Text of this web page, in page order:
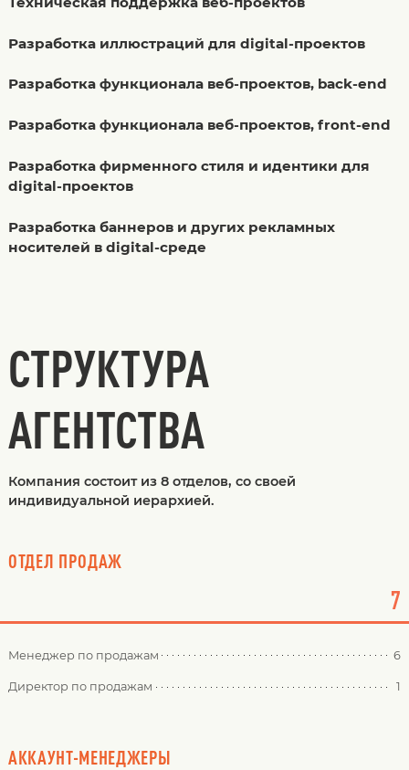
Разработка иллюстраций для digital-проектов
Разработка функционала веб-проектов, back-end
Разработка функционала веб-проектов, front-end
Разработка фирменного стиля и идентики для
digital-проектов
Разработка баннеров и других рекламных
носителей в digital-среде
СТРУКТУРА
АГЕНТСТВА
Компания состоит из 8 отделов, со своей
индивидуальной иерархией.
ОТДЕЛ ПРОДАЖ
7
Менеджер по продажам 6
Директор по продажам 1
АККАУНТ-МЕНЕДЖЕРЫ